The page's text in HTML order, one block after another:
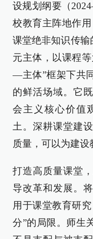
设规划纲要（
校教育主阵地作用
课堂绝非知识传输
元主体，以课程
—主体”框架下共
的鲜活场域。它
会主义核心价值
土。深耕课堂建
质量，可以为建设
打造高质量课堂
导改革和发展。
用于课堂教育研
分”的局限。师生